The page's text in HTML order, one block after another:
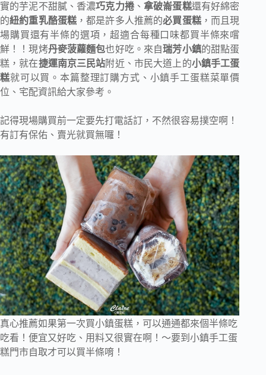
實的芋泥不甜膩、香濃巧克力捲、 拿破崙蛋糕還有好綿密
的紐約重乳酪蛋糕 ，都是許多人推薦的必買蛋糕，而且現
場購買還有半條的選項，超適合每種口味都買半條來嚐
鮮！！現烤丹麥菠蘿麵包也好吃。來自瑞芳小鎮的甜點蛋
糕，就在捷運南京三民站附近、市民大道上的小鎮手工蛋
糕就可以買。本篇整理訂購方式、小鎮手工蛋糕菜單價
位、宅配資訊給大家參考。
記得現場購買前一定要先打電話訂，不然很容易撲空啊！
有訂有保佑、賣光就買無囉！
真心推薦如果第一次買小鎮蛋糕，可以通通都來個半條吃
吃看！便宜又好吃、用料又很實在啊！～要到小鎮手工蛋
糕門市自取才可以買半條唷！